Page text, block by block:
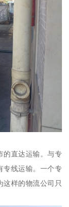
的直达运输。与专
专线运输。一个专
样的物流公司只